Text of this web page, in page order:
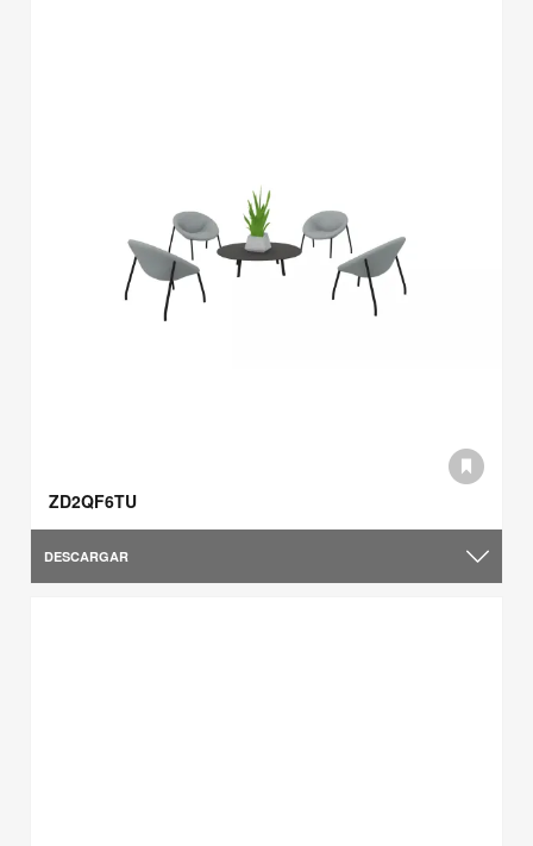
ZD2QF6TU
DESCARGAR